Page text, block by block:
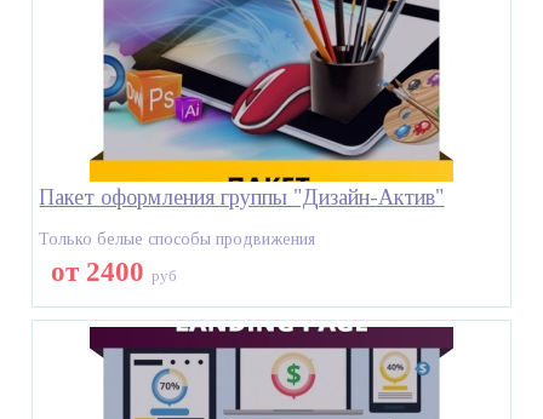
Пакет оформления группы "Дизайн-Актив"
Только белые способы продвижения
от 2400руб